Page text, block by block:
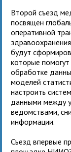
Второй съезд
посвящен
оперативной
будут
которые
обработке
моделей
настроить
данными между
ведомствами,
информации.
Съезд впервые